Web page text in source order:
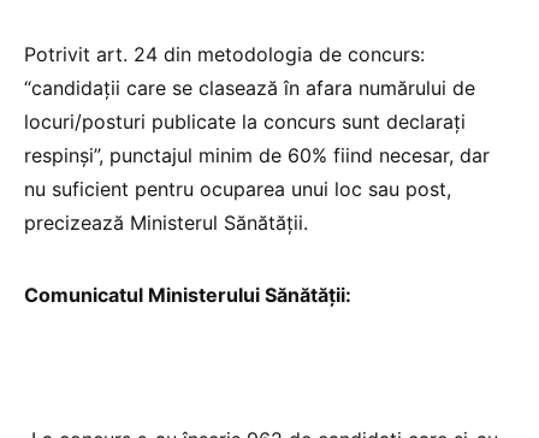
Potrivit art. 24 din metodologia de concurs:
“candidații care se clasează în afara numărului de
locuri/posturi publicate la concurs sunt declarați
respinși”, punctajul minim de 60% fiind necesar, dar
nu suficient pentru ocuparea unui loc sau post,
precizează Ministerul Sănătății.
Comunicatul Ministerului Sănătății: